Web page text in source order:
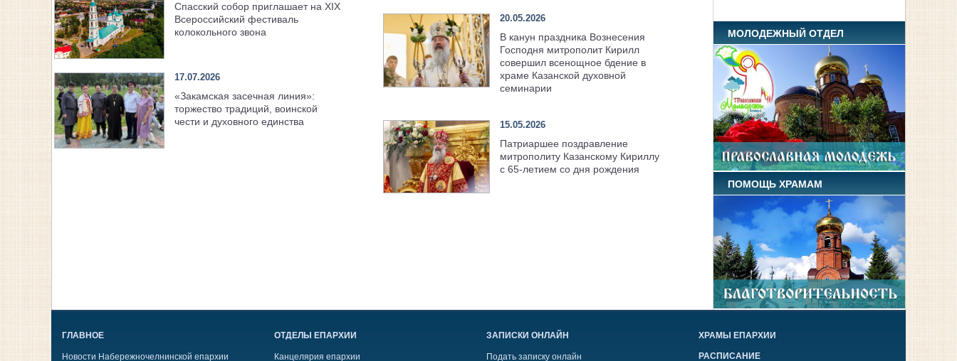
Спасский собор приглашает на XIX
Всероссийский фестиваль
колокольного звона
17.07.2026
«Закамская засечная линия»:
торжество традиций, воинской
чести и духовного единства
20.05.2026
В канун праздника Вознесения
Господня митрополит Кирилл
совершил всенощное бдение в
храме Казанской духовной
семинарии
15.05.2026
Патриаршее поздравление
митрополиту Казанскому Кириллу
с 65-летием со дня рождения
МОЛОДЕЖНЫЙ ОТДЕЛ
ПОМОЩЬ ХРАМАМ
ГЛАВНОЕ
Новости Набережночелнинской епархии
ОТДЕЛЫ ЕПАРХИИ
Канцелярия епархии
ЗАПИСКИ ОНЛАЙН
Подать записку онлайн
ХРАМЫ ЕПАРХИИ
РАСПИСАНИЕ